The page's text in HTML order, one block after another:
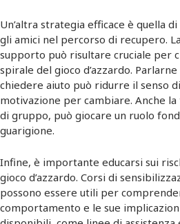
Un’altra strategia efficace è quella
gli amici nel percorso di recupero.
supporto può risultare cruciale per
spirale del gioco d’azzardo.
chiedere aiuto può ridurre il senso
motivazione per cambiare. Anche
di gruppo, può giocare un ruolo
guarigione.
Infine, è importante educarsi sui
gioco d’azzardo. Corsi di
possono essere utili per
comportamento e le sue